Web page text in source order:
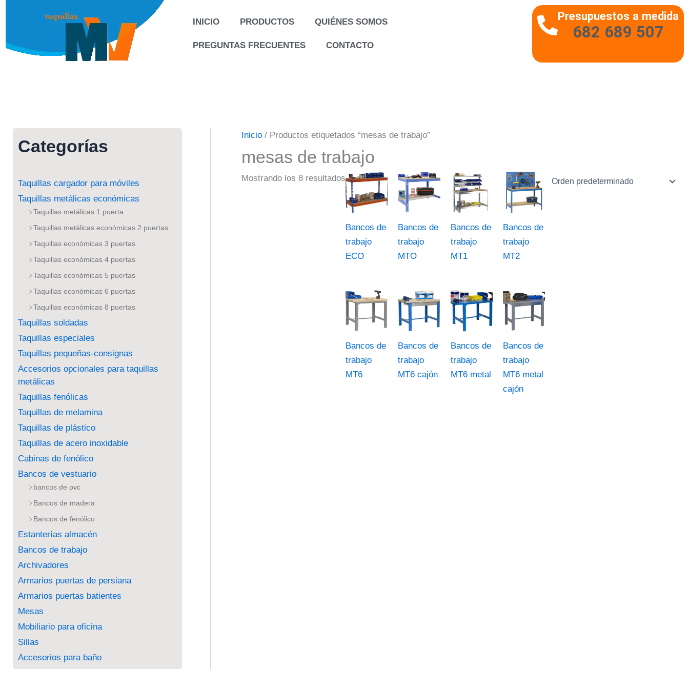
INICIO PRODUCTOS QUIÉNES SOMOS
PREGUNTAS FRECUENTES CONTACTO
Presupuestos a medida
682 689 507
Categorías
Taquillas cargador para móviles
Taquillas metálicas económicas
Taquillas metálicas 1 puerta
Taquillas metálicas económicas 2 puertas
Taquillas económicas 3 puertas
Taquillas económicas 4 puertas
Taquillas económicas 5 puertas
Taquillas económicas 6 puertas
Taquillas económicas 8 puertas
Taquillas soldadas
Taquillas especiales
Taquillas pequeñas-consignas
Accesorios opcionales para taquillas
metálicas
Taquillas fenólicas
Taquillas de melamina
Taquillas de plástico
Taquillas de acero inoxidable
Cabinas de fenólico
Bancos de vestuario
bancos de pvc
Bancos de madera
Bancos de fenólico
Estanterías almacén
Bancos de trabajo
Archivadores
Armarios puertas de persiana
Armarios puertas batientes
Mesas
Mobiliario para oficina
Sillas
Accesorios para baño
Inicio / Productos etiquetados “mesas de trabajo”
mesas de trabajo
Mostrando los 8 resultados
Bancos de
trabajo
ECO
Bancos de
trabajo
MTO
Bancos de
trabajo
MT1
Bancos de
trabajo
MT2
Bancos de
trabajo
MT6
Bancos de
trabajo
MT6 cajón
Bancos de
trabajo
MT6 metal
Bancos de
trabajo
MT6 metal
cajón